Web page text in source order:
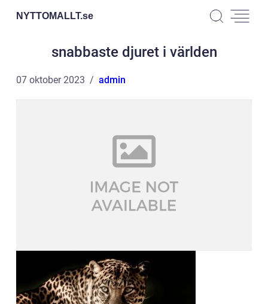
NYTTOMALLT.se
snabbaste djuret i världen
07 oktober 2023 admin